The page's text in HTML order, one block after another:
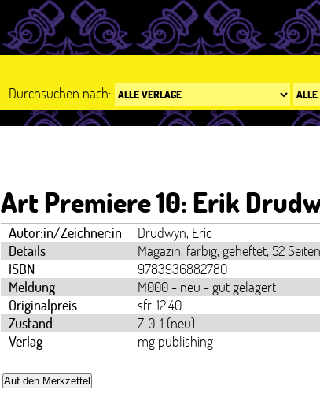
Durchsuchen nach:
Art Premiere 10: Erik
Autor:in/Zeichner:in
Drudwyn, Eric
Details
Magazin, farbig, geheftet, 52 Seiten
ISBN
9783936882780
Meldung
M000 - neu - gut gelagert
Originalpreis
sfr. 12.40
Zustand
Z 0-1 (neu)
Verlag
mg publishing
Auf den Merkzettel